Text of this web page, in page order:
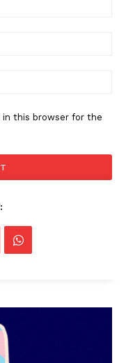
in this browser for the